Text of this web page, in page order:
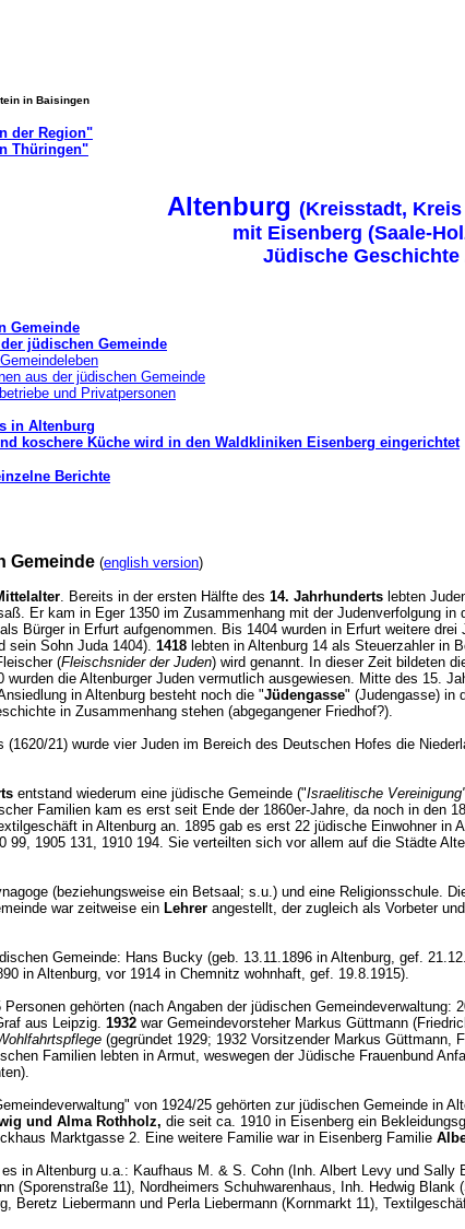
in Baisingen
der Region"
Thüringen"
Altenburg (Kreisstadt,
mit Eisenberg (Saale-
Jüdische Geschichte
Gemeinde
jüdischen Gemeinde
aus der jüdischen Gemeinde
und Privatpersonen
in Altenburg
koschere Küche wird in den Waldkliniken Eisenberg eingerichtet
Berichte
Gemeinde (english version)
. Bereits in der ersten Hälfte des 14. Jahrhunderts lebten
Er kam in Eger 1350 im Zusammenhang mit der Judenverfolgung
Bürger in Erfurt aufgenommen. Bis 1404 wurden in Erfurt weitere
sein Sohn Juda 1404). 1418 lebten in Altenburg 14 als Steuerzahler in
(Fleischsnider der Juden) wird genannt. In dieser Zeit bildeten
wurden die Altenburger Juden vermutlich ausgewiesen. Mitte des 15.
in Altenburg besteht noch die "Jüdengasse" (Judengasse) in
in Zusammenhang stehen (abgegangener Friedhof?).
(1620/21) wurde vier Juden im Bereich des Deutschen Hofes die
entstand wiederum eine jüdische Gemeinde ("Israelitische
Familien kam es erst seit Ende der 1860er-Jahre, da noch in den
in Altenburg an. 1895 gab es erst 22 jüdische Einwohner
99, 1905 131, 1910 194. Sie verteilten sich vor allem auf die Städte
(beziehungsweise ein Betsaal; s.u.) und eine Religionsschule.
war zeitweise ein Lehrer angestellt, der zugleich als Vorbeter
Gemeinde: Hans Bucky (geb. 13.11.1896 in Altenburg, gef.
in Altenburg, vor 1914 in Chemnitz wohnhaft, gef. 19.8.1915).
gehörten (nach Angaben der jüdischen
aus Leipzig. 1932 war Gemeindevorsteher Markus Güttmann
(gegründet 1929; 1932 Vorsitzender Markus Güttmann,
Familien lebten in Armut, weswegen der Jüdische Frauenbund
von 1924/25 gehörten zur jüdischen Gemeinde in
und Alma Rothholz, die seit ca. 1910 in Eisenberg ein
Marktgasse 2. Eine weitere Familie war in Eisenberg Familie
in Altenburg u.a.: Kaufhaus M. & S. Cohn (Inh. Albert Levy und
(Sporenstraße 11), Nordheimers Schuhwarenhaus, Inh. Hedwig
Beretz Liebermann und Perla Liebermann (Kornmarkt 11),